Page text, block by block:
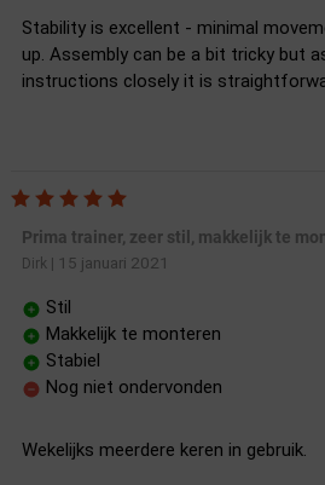
Stability is excellent - minimal
up. Assembly can be a bit tricky but
instructions closely it is
Prima trainer, zeer stil, makkelijk te
Dirk| 15 januari 2021
Stil
Makkelijk te monteren
Stabiel
Nog niet ondervonden
Wekelijks meerdere keren in gebruik.